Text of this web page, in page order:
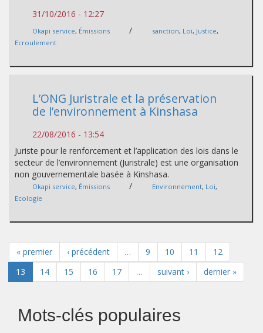
31/10/2016 - 12:27
Okapi service, Émissions / sanction, Loi, Justice,
Ecroulement
L’ONG Juristrale et la préservation
de l’environnement à Kinshasa
22/08/2016 - 13:54
Juriste pour le renforcement et l’application des lois dans le
secteur de l’environnement (Juristrale) est une organisation
non gouvernementale basée à Kinshasa.
Okapi service, Émissions / Environnement, Loi,
Ecologie
« premier ‹ précédent … 9 10 11
12
13
14 15 16 17 … suivant › dernier »
Mots-clés populaires